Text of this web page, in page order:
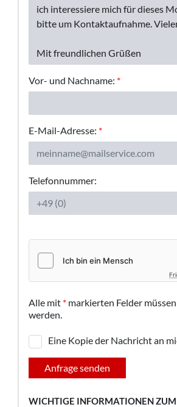
Vor- und Nachname: *
E-Mail-Adresse: *
Telefonnummer:
Alle mit * markierten Felder
werden.
Eine Kopie der Nachricht an
Anfrage senden
WICHTIGE INFORMATIONEN